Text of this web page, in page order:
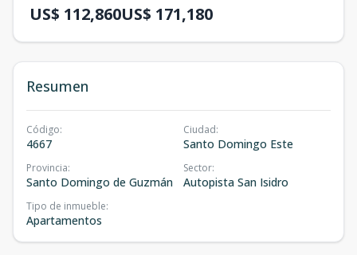
US$ 112,860US$ 171,180
Resumen
Código:
4667
Ciudad:
Santo Domingo Este
Provincia:
Santo Domingo de Guzmán
Sector:
Autopista San Isidro
Tipo de inmueble:
Apartamentos